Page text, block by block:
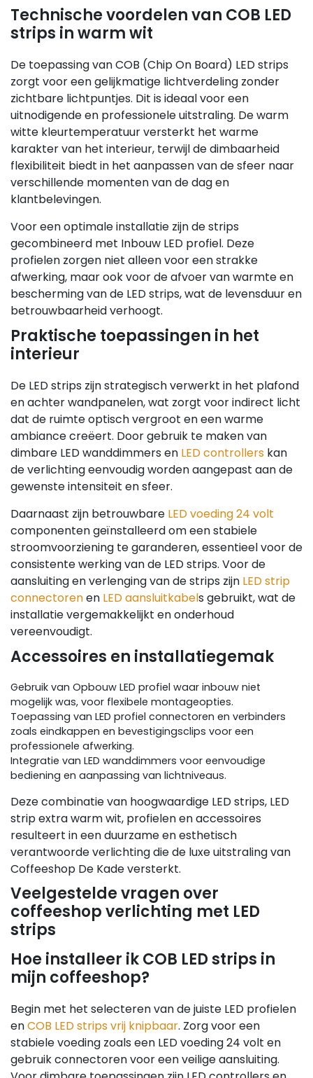
Technische voordelen van COB LED
strips in warm wit
De toepassing van COB (Chip On Board) LED strips
zorgt voor een gelijkmatige lichtverdeling zonder
zichtbare lichtpuntjes. Dit is ideaal voor een
uitnodigende en professionele uitstraling. De warm
witte kleurtemperatuur versterkt het warme
karakter van het interieur, terwijl de dimbaarheid
flexibiliteit biedt in het aanpassen van de sfeer naar
verschillende momenten van de dag en
klantbelevingen.
Voor een optimale installatie zijn de strips
gecombineerd met Inbouw LED profiel. Deze
profielen zorgen niet alleen voor een strakke
afwerking, maar ook voor de afvoer van warmte en
bescherming van de LED strips, wat de levensduur en
betrouwbaarheid verhoogt.
Praktische toepassingen in het
interieur
De LED strips zijn strategisch verwerkt in het plafond
en achter wandpanelen, wat zorgt voor indirect licht
dat de ruimte optisch vergroot en een warme
ambiance creëert. Door gebruik te maken van
dimbare LED wanddimmers en LED controllers kan
de verlichting eenvoudig worden aangepast aan de
gewenste intensiteit en sfeer.
Daarnaast zijn betrouwbare LED voeding 24 volt
componenten geïnstalleerd om een stabiele
stroomvoorziening te garanderen, essentieel voor de
consistente werking van de LED strips. Voor de
aansluiting en verlenging van de strips zijn LED strip
connectorenen LED aansluitkabels gebruikt, wat de
installatie vergemakkelijkt en onderhoud
vereenvoudigt.
Accessoires en installatiegemak
Gebruik van Opbouw LED profiel waar inbouw niet
mogelijk was, voor flexibele montageopties.
Toepassing van LED profiel connectoren en verbinders
zoals eindkappen en bevestigingsclips voor een
professionele afwerking.
Integratie van LED wanddimmers voor eenvoudige
bediening en aanpassing van lichtniveaus.
Deze combinatie van hoogwaardige LED strips, LED
strip extra warm wit, profielen en accessoires
resulteert in een duurzame en esthetisch
verantwoorde verlichting die de luxe uitstraling van
Coffeeshop De Kade versterkt.
Veelgestelde vragen over
coffeeshop verlichting met LED
strips
Hoe installeer ik COB LED strips in
mijn coffeeshop?
Begin met het selecteren van de juiste LED profielen
enCOB LED strips vrij knipbaar. Zorg voor een
stabiele voeding zoals een LED voeding 24 volt en
gebruik connectoren voor een veilige aansluiting.